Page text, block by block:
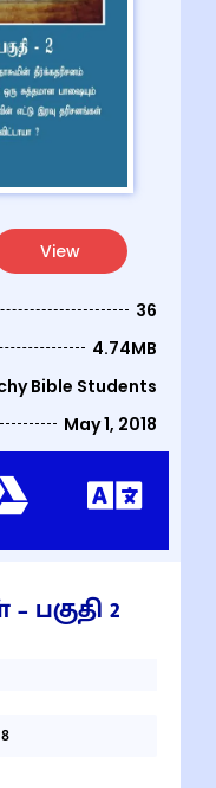
View
36
4.74MB
Bible Students
May 1, 2018
பகுதி 2